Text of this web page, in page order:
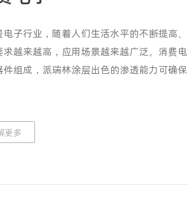
电子行业，随着人们生活水平的不断提高
求越来越高，应用场景越来越广泛。消费
件组成，派瑞林涂层出色的渗透能力可确
更多